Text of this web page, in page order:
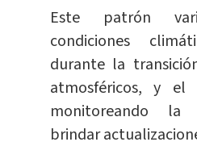
Este patrón
condiciones
durante la
atmosféricos, y el
monitoreando
brindar